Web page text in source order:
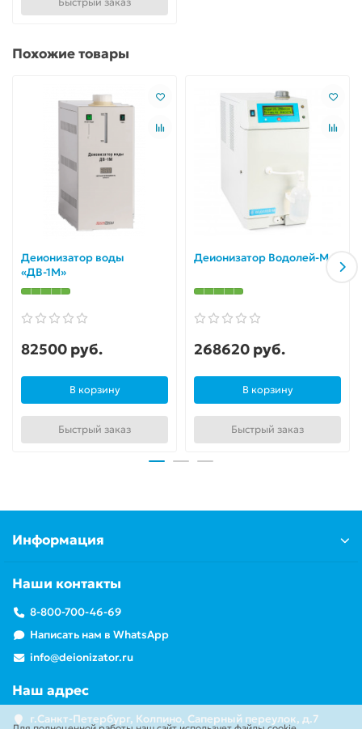
Похожие товары
Деионизатор воды
«ДВ-1М»
82500 руб.
В корзину
Быстрый заказ
Деионизатор Водолей-М
268620 руб.
В корзину
Быстрый заказ
Информация
Наши контакты
8-800-700-46-69
Написать нам в WhatsApp
info@deionizator.ru
Наш адрес
г.Санкт-Петербург, Колпино, Саперный переулок, д.7